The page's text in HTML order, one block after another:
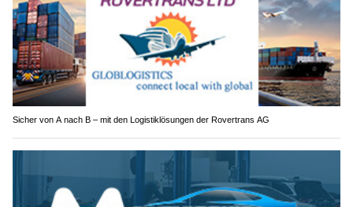
Sicher von A nach B – mit den Logistiklösungen der Rovertrans AG